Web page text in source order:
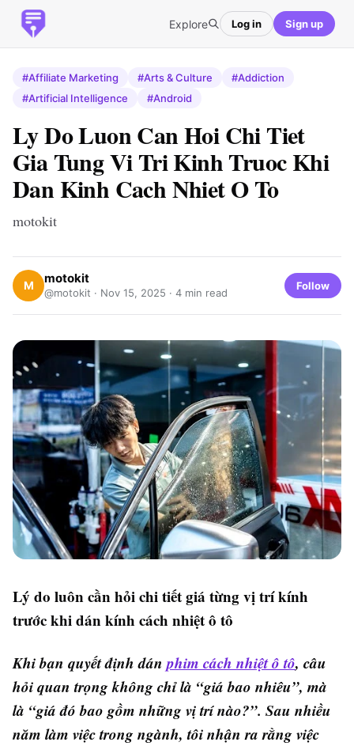
Explore Log in Sign up
#Affiliate Marketing #Arts & Culture
#Addiction
#Artificial Intelligence
#Android
Ly Do Luon Can Hoi Chi Tiet
Gia Tung Vi Tri Kinh Truoc Khi
Dan Kinh Cach Nhiet O To
motokit
M motokit
@motokit · Nov 15, 2025 · 4 min read
Follow
Lý do luôn cần hỏi chi tiết giá từng vị trí kính
trước khi dán kính cách nhiệt ô tô
Khi bạn quyết định dánphim cách nhiệt ô tô, câu
hỏi quan trọng không chỉ là “giá bao nhiêu”, mà
là “giá đó bao gồm những vị trí nào?”. Sau nhiều
năm làm việc trong ngành, tôi nhận ra rằng việc